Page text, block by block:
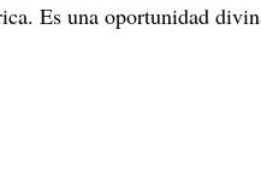
Es una oportunidad